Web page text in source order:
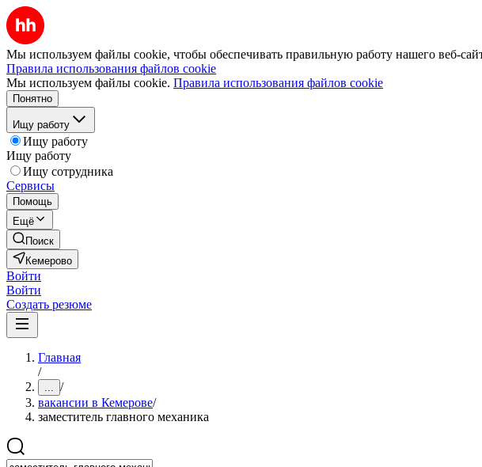
Мы используем файлы cookie, чтобы обеспечивать правильную работу нашего веб-
Правила использования файлов cookie
Мы используем файлы cookie. Правила использования файлов cookie
Понятно
Ищу работу
Ищу работу
Ищу работу
Ищу сотрудника
Сервисы
Помощь
Ещё
Поиск
Кемерово
Войти
Войти
Создать резюме
Главная
/
... /
вакансии в Кемерове/
заместитель главного механика